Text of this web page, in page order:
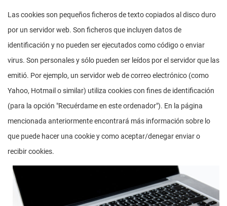
Las cookies son pequeños ficheros de texto copiados al disco duro
por un servidor web. Son ficheros que incluyen datos de
identificación y no pueden ser ejecutados como código o enviar
virus. Son personales y sólo pueden ser leídos por el servidor que las
emitió. Por ejemplo, un servidor web de correo electrónico (como
Yahoo, Hotmail o similar) utiliza cookies con fines de identificación
(para la opción "Recuérdame en este ordenador"). En la página
mencionada anteriormente encontrará más información sobre lo
que puede hacer una cookie y como aceptar/denegar enviar o
recibir cookies.